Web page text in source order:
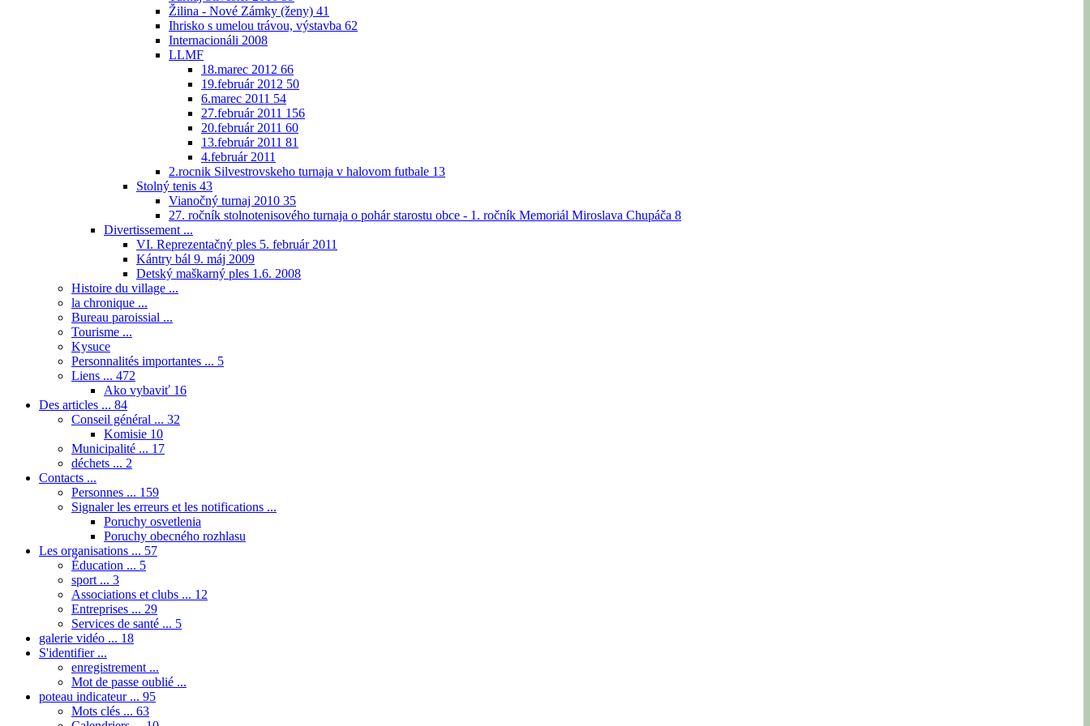
Žilina - Nové Zámky (ženy) 41
Ihrisko s umelou trávou, výstavba 62
Internacionáli 2008
LLMF
18.marec 2012 66
19.február 2012 50
6.marec 2011 54
27.február 2011 156
20.február 2011 60
13.február 2011 81
4.február 2011
2.rocnik Silvestrovskeho turnaja v halovom futbale 13
Stolný tenis 43
Vianočný turnaj 2010 35
27. ročník stolnotenisového turnaja o pohár starostu obce - 1. ročník Memoriál Miroslava Chupáča 8
Divertissement ...
VI. Reprezentačný ples 5. február 2011
Kántry bál 9. máj 2009
Detský maškarný ples 1.6. 2008
Histoire du village ...
la chronique ...
Bureau paroissial ...
Tourisme ...
Kysuce
Personnalités importantes ... 5
Liens ... 472
Ako vybaviť 16
Des articles ... 84
Conseil général ... 32
Komisie 10
Municipalité ... 17
déchets ... 2
Contacts ...
Personnes ... 159
Signaler les erreurs et les notifications ...
Poruchy osvetlenia
Poruchy obecného rozhlasu
Les organisations ... 57
Éducation ... 5
sport ... 3
Associations et clubs ... 12
Entreprises ... 29
Services de santé ... 5
galerie vidéo ... 18
S'identifier ...
enregistrement ...
Mot de passe oublié ...
poteau indicateur ... 95
Mots clés ... 63